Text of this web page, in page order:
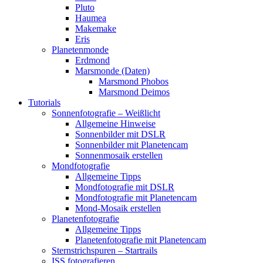
Pluto
Haumea
Makemake
Eris
Planetenmonde
Erdmond
Marsmonde (Daten)
Marsmond Phobos
Marsmond Deimos
Tutorials
Sonnenfotografie – Weißlicht
Allgemeine Hinweise
Sonnenbilder mit DSLR
Sonnenbilder mit Planetencam
Sonnenmosaik erstellen
Mondfotografie
Allgemeine Tipps
Mondfotografie mit DSLR
Mondfotografie mit Planetencam
Mond-Mosaik erstellen
Planetenfotografie
Allgemeine Tipps
Planetenfotografie mit Planetencam
Sternstrichspuren – Startrails
ISS fotografieren